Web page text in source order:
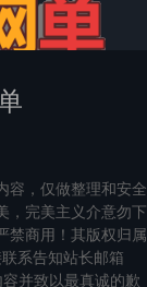
容，仅做整理和安全
，完美主义介意勿下
禁商用！其版权归属
系告知站长邮箱
并致以最真诚的歉